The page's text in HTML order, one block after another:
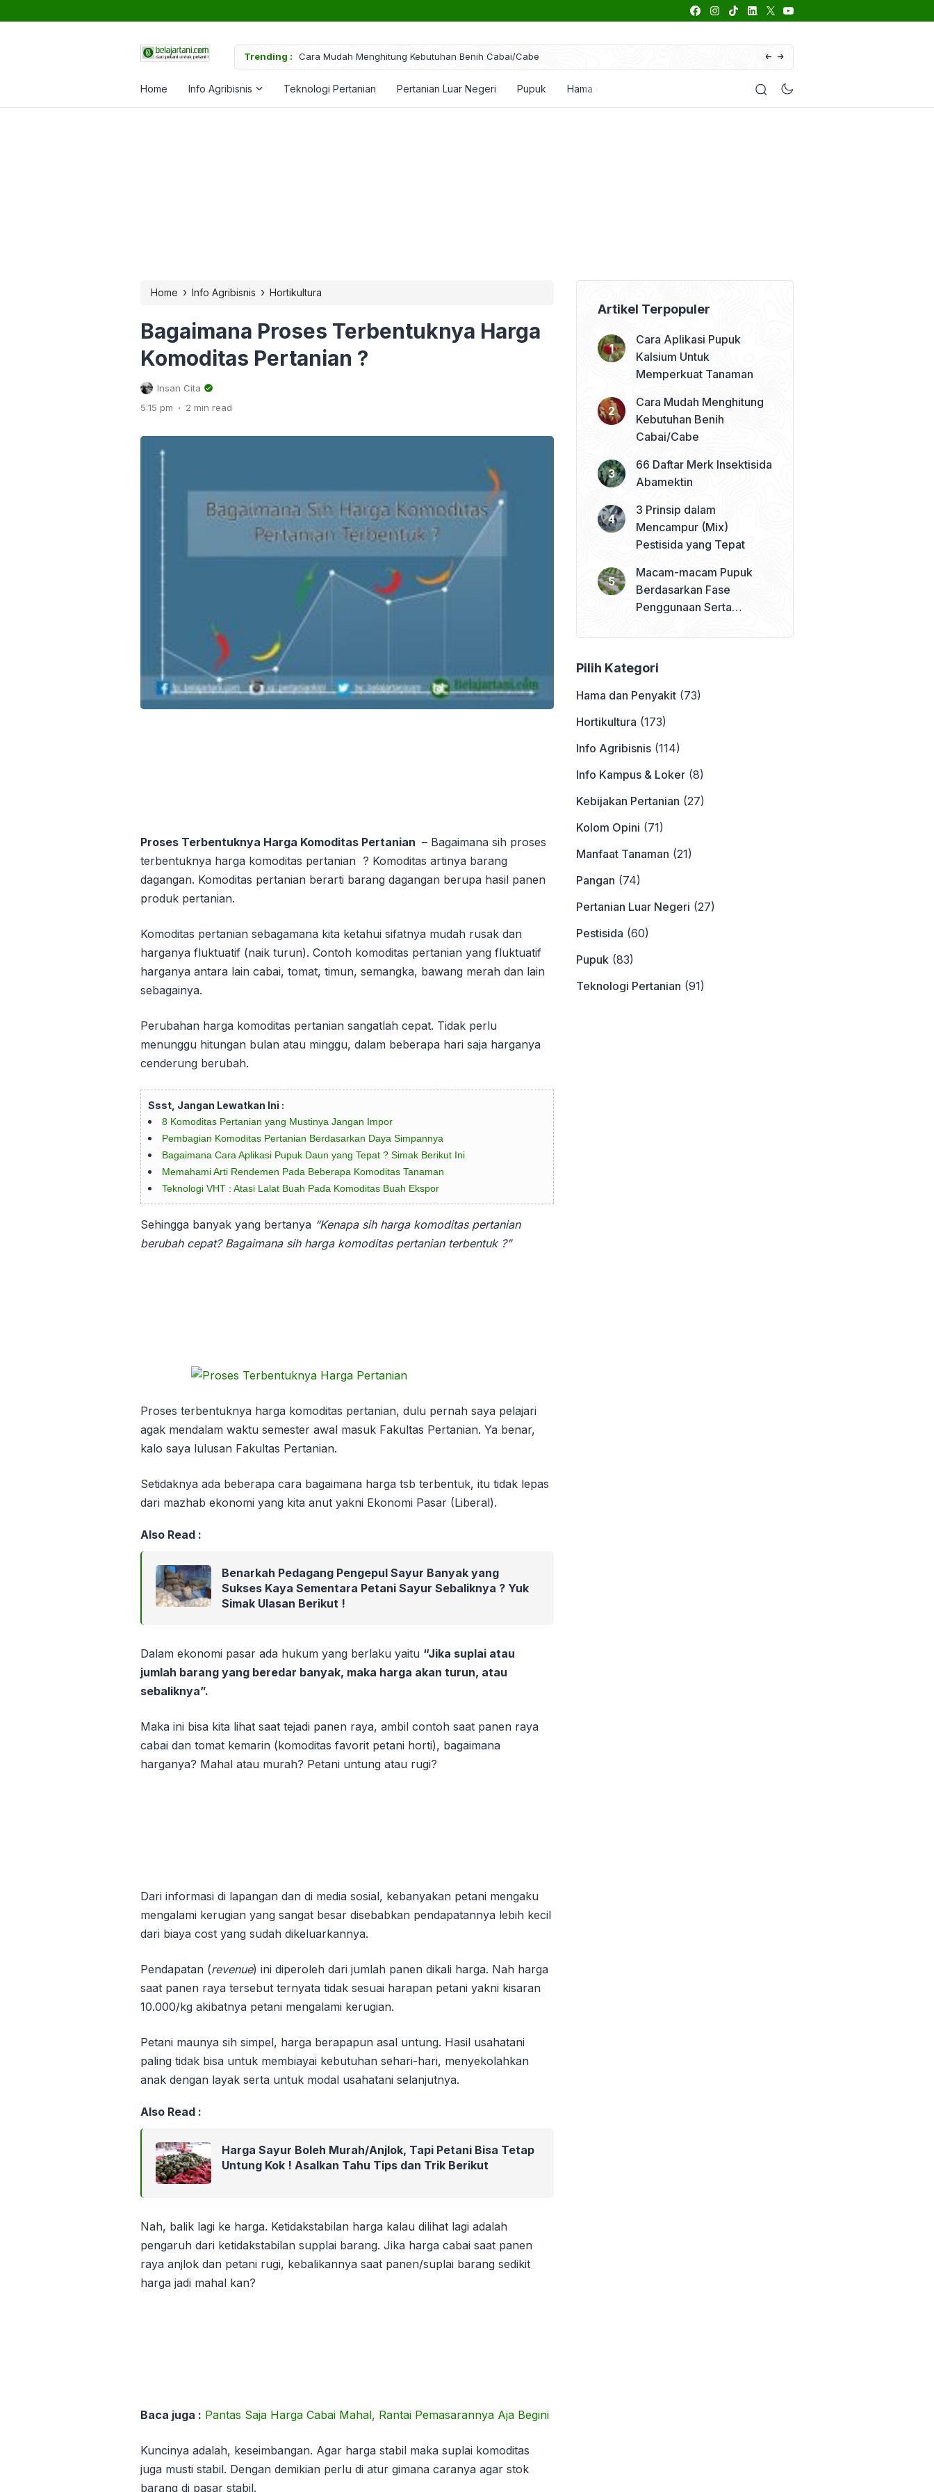
Trending : Cara Mudah Menghitung Kebutuhan Benih Cabai/Cabe 66 Daftar Merk Insektisida Abamektin
Home Info Agribisnis Teknologi Pertanian Pertanian Luar Negeri Pupuk Hama dan Penyakit Manfaat Tanaman
Home › Info Agribisnis › Hortikultura
Bagaimana Proses Terbentuknya Harga
Komoditas Pertanian ?
Insan Cita
5:15 pm . 2 min read
Proses Terbentuknya Harga Komoditas Pertanian – Bagaimana sih proses
terbentuknya harga komoditas pertanian ? Komoditas artinya barang
dagangan. Komoditas pertanian berarti barang dagangan berupa hasil panen
produk pertanian.
Komoditas pertanian sebagamana kita ketahui sifatnya mudah rusak dan
harganya fluktuatif (naik turun). Contoh komoditas pertanian yang fluktuatif
harganya antara lain cabai, tomat, timun, semangka, bawang merah dan lain
sebagainya.
Perubahan harga komoditas pertanian sangatlah cepat. Tidak perlu
menunggu hitungan bulan atau minggu, dalam beberapa hari saja harganya
cenderung berubah.
Ssst, Jangan Lewatkan Ini :
8 Komoditas Pertanian yang Mustinya Jangan Impor
Pembagian Komoditas Pertanian Berdasarkan Daya Simpannya
Bagaimana Cara Aplikasi Pupuk Daun yang Tepat ? Simak Berikut Ini
Memahami Arti Rendemen Pada Beberapa Komoditas Tanaman
Teknologi VHT : Atasi Lalat Buah Pada Komoditas Buah Ekspor
Sehingga banyak yang bertanya “Kenapa sih harga komoditas pertanian
berubah cepat? Bagaimana sih harga komoditas pertanian terbentuk ?”
Proses terbentuknya harga komoditas pertanian, dulu pernah saya pelajari
agak mendalam waktu semester awal masuk Fakultas Pertanian. Ya benar,
kalo saya lulusan Fakultas Pertanian.
Setidaknya ada beberapa cara bagaimana harga tsb terbentuk, itu tidak lepas
dari mazhab ekonomi yang kita anut yakni Ekonomi Pasar (Liberal).
Also Read :
Benarkah Pedagang Pengepul Sayur Banyak yang
Sukses Kaya Sementara Petani Sayur Sebaliknya ? Yuk
Simak Ulasan Berikut !
Dalam ekonomi pasar ada hukum yang berlaku yaitu “Jika suplai atau
jumlah barang yang beredar banyak, maka harga akan turun, atau
sebaliknya”.
Maka ini bisa kita lihat saat tejadi panen raya, ambil contoh saat panen raya
cabai dan tomat kemarin (komoditas favorit petani horti), bagaimana
harganya? Mahal atau murah? Petani untung atau rugi?
Dari informasi di lapangan dan di media sosial, kebanyakan petani mengaku
mengalami kerugian yang sangat besar disebabkan pendapatannya lebih kecil
dari biaya cost yang sudah dikeluarkannya.
Pendapatan (revenue) ini diperoleh dari jumlah panen dikali harga. Nah harga
saat panen raya tersebut ternyata tidak sesuai harapan petani yakni kisaran
10.000/kg akibatnya petani mengalami kerugian.
Petani maunya sih simpel, harga berapapun asal untung. Hasil usahatani
paling tidak bisa untuk membiayai kebutuhan sehari-hari, menyekolahkan
anak dengan layak serta untuk modal usahatani selanjutnya.
Also Read :
Harga Sayur Boleh Murah/Anjlok, Tapi Petani Bisa Tetap
Untung Kok ! Asalkan Tahu Tips dan Trik Berikut
Nah, balik lagi ke harga. Ketidakstabilan harga kalau dilihat lagi adalah
pengaruh dari ketidakstabilan supplai barang. Jika harga cabai saat panen
raya anjlok dan petani rugi, kebalikannya saat panen/suplai barang sedikit
harga jadi mahal kan?
Baca juga : Pantas Saja Harga Cabai Mahal, Rantai Pemasarannya Aja Begini
Kuncinya adalah, keseimbangan. Agar harga stabil maka suplai komoditas
juga musti stabil. Dengan demikian perlu di atur gimana caranya agar stok
barang di pasar stabil.
Artikel Terpopuler
Cara Aplikasi Pupuk
Kalsium Untuk
Memperkuat Tanaman
Cara Mudah Menghitung
Kebutuhan Benih
Cabai/Cabe
66 Daftar Merk Insektisida
Abamektin
3 Prinsip dalam
Mencampur (Mix)
Pestisida yang Tepat
Macam-macam Pupuk
Berdasarkan Fase
Penggunaan Serta
Pilih Kategori
Hama dan Penyakit(73)
Hortikultura (173)
Info Agribisnis(114)
Info Kampus & Loker(8)
Kebijakan Pertanian (27)
Kolom Opini (71)
Manfaat Tanaman (21)
Pangan (74)
Pertanian Luar Negeri (27)
Pestisida (60)
Pupuk(83)
Teknologi Pertanian (91)